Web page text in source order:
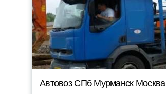
Автовоз СПб Мурманск Москва